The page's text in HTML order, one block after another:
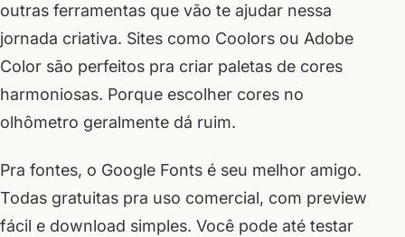
outras ferramentas que vão te ajudar nessa
jornada criativa. Sites como Coolors ou Adobe
Color são perfeitos pra criar paletas de cores
harmoniosas. Porque escolher cores no
olhômetro geralmente dá ruim.
Pra fontes, o Google Fonts é seu melhor amigo.
Todas gratuitas pra uso comercial, com preview
fácil e download simples. Você pode até testar